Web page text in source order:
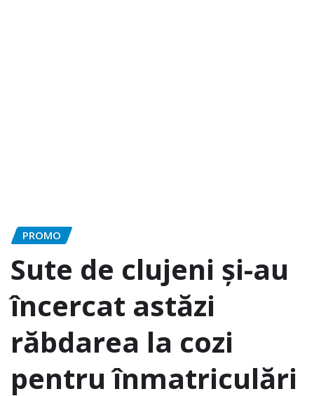
PROMO
Sute de clujeni și-au
încercat astăzi
răbdarea la cozi
pentru înmatriculări